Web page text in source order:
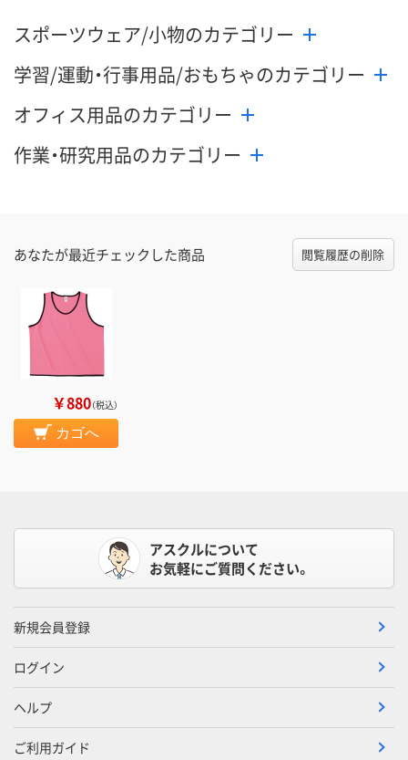
スポーツウェア/小物のカテゴリー
学習/運動・行事用品/おもちゃのカテゴリー
オフィス用品のカテゴリー
作業・研究用品のカテゴリー
あなたが最近チェックした商品 閲覧履歴の削除
￥880（税込）
カゴへ
アスクルについて
お気軽にご質問ください。
新規会員登録
ログイン
ヘルプ
ご利用ガイド